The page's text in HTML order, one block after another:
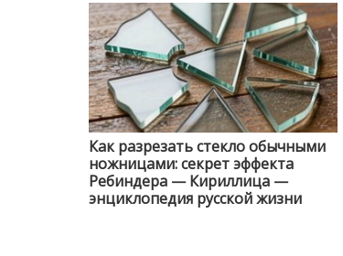
Как разрезать стекло обычными
ножницами: секрет эффекта
Ребиндера — Кириллица —
энциклопедия русской жизни